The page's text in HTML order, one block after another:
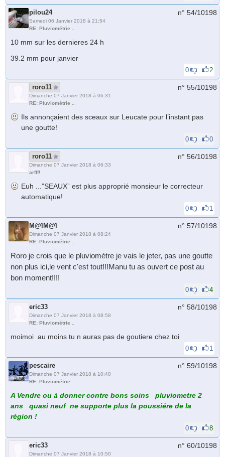
pilou24
Samedi 06 Janvier 2018 à 21:54
RE: Pluviométrie ..
n° 54/10198
10 mm sur les dernieres 24 h
39.2 mm pour janvier
0 2
roro11
Dimanche 07 Janvier 2018 à 06:31
RE: Pluviométrie ..
n° 55/10198
Ils annonçaient des sceaux sur Leucate pour l’instant pas
une goutte!
0 0
roro11
Dimanche 07 Janvier 2018 à 06:33
arfff!
n° 56/10198
Euh ...”SEAUX” est plus approprié monsieur le correcteur
automatique!
0 1
M@ïM@ï
Dimanche 07 Janvier 2018 à 08:24
RE: Pluviométrie ..
n° 57/10198
Roro je crois que le pluviomètre je vais le jeter, pas une goutte
non plus ici,le vent c'est tout!!!Manu tu as ouvert ce post au
bon moment!!!!
0 4
eric33
Dimanche 07 Janvier 2018 à 08:58
RE: Pluviométrie ..
n° 58/10198
moimoi au moins tu n auras pas de goutiere chez toi
0 1
pescaire
Dimanche 07 Janvier 2018 à 10:40
RE: Pluviométrie ..
n° 59/10198
A Vendre ou à donner contre bons soins pluviometre 2
ans quasi neuf ne supporte plus la poussiére de la
région !
0 8
eric33
Dimanche 07 Janvier 2018 à 10:50
n° 60/10198